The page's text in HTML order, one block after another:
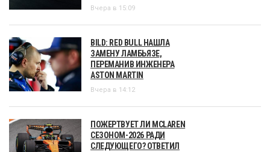
Вчера в 15:09
BILD: RED BULL НАШЛА
ЗАМЕНУ ЛАМБЬЯЗЕ,
ПЕРЕМАНИВ ИНЖЕНЕРА
ASTON MARTIN
Вчера в 14:12
ПОЖЕРТВУЕТ ЛИ MCLAREN
СЕЗОНОМ-2026 РАДИ
СЛЕДУЮЩЕГО? ОТВЕТИЛ